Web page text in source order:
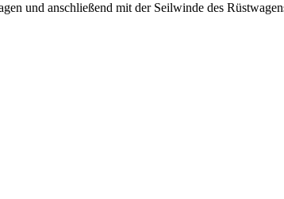
und anschließend mit der Seilwinde des